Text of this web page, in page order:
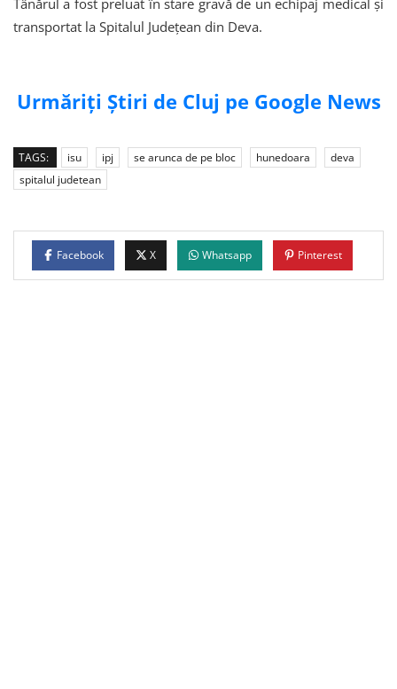
transportat la Spitalul Județean din Deva.
Urmăriți Știri de Cluj pe Google News
TAGS: isu ipj se arunca de pe bloc hunedoara
deva
spitalul judetean
Facebook X Whatsapp Pinterest